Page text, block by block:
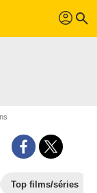
profil search
Top films/séries